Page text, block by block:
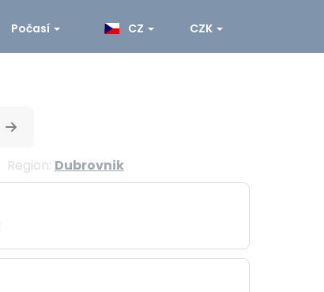
Počasí CZ CZK
Region: Dubrovnik